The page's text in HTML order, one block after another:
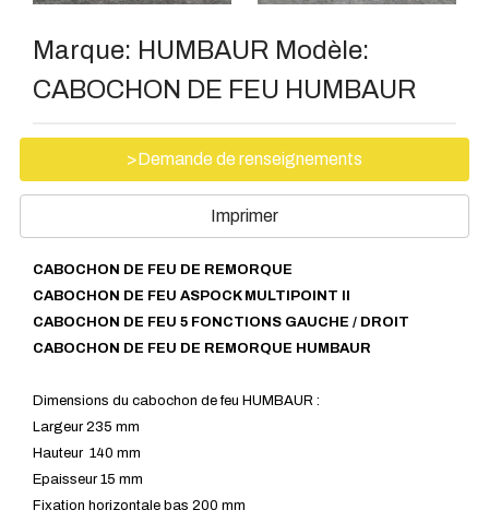
Marque: HUMBAUR Modèle:
CABOCHON DE FEU HUMBAUR
>Demande de renseignements
Imprimer
CABOCHON DE FEU DE REMORQUE
CABOCHON DE FEU ASPOCK MULTIPOINT II
CABOCHON DE FEU 5 FONCTIONS GAUCHE / DROIT
CABOCHON DE FEU DE REMORQUE HUMBAUR
Dimensions du cabochon de feu HUMBAUR :
Largeur 235 mm
Hauteur 140 mm
Epaisseur 15 mm
Fixation horizontale bas 200 mm